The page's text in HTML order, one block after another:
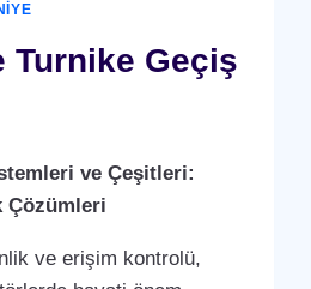
Turnike Geçiş
ve Çeşitleri:
Çözümleri
ve erişim kontrolü,